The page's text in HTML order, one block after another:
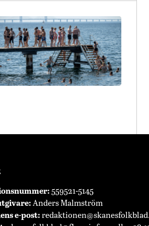
559521-5145
Anders Malmström
e-post: